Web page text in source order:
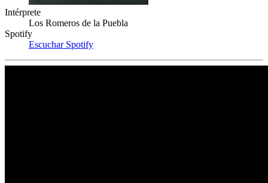
Intérprete
Los Romeros de la Puebla
Spotify
Escuchar Spotify